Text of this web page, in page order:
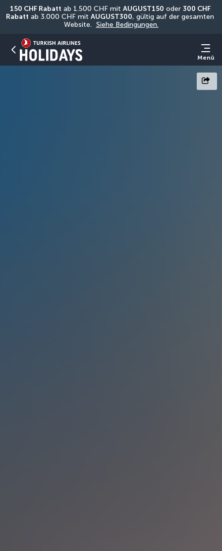
150 CHF Rabatt ab 1.500 CHF mit AUGUST150 oder 300 CHF
Rabatt ab 3.000 CHF mit AUGUST300, gültig auf der gesamten
Website. Siehe Bedingungen.
Menü